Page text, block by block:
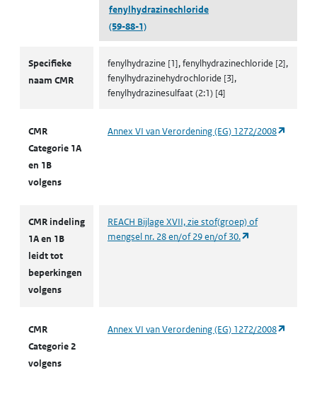
fenylhydrazinechloride
(59-88-1)
Specifieke
naam CMR
fenylhydrazine [1], fenylhydrazinechloride [2],
fenylhydrazinehydrochloride [3],
fenylhydrazinesulfaat (2:1) [4]
CMR
Categorie 1A
en 1B
volgens
Annex VI van Verordening (EG) 1272/2008
CMR indeling
1A en 1B
leidt tot
beperkingen
volgens
REACH Bijlage XVII, zie stof(groep) of
mengsel nr. 28 en/of 29 en/of 30.
CMR
Categorie 2
volgens
Annex VI van Verordening (EG) 1272/2008